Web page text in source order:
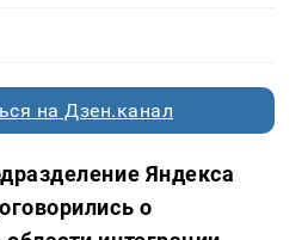
на Дзен.канал
Яндекса
о